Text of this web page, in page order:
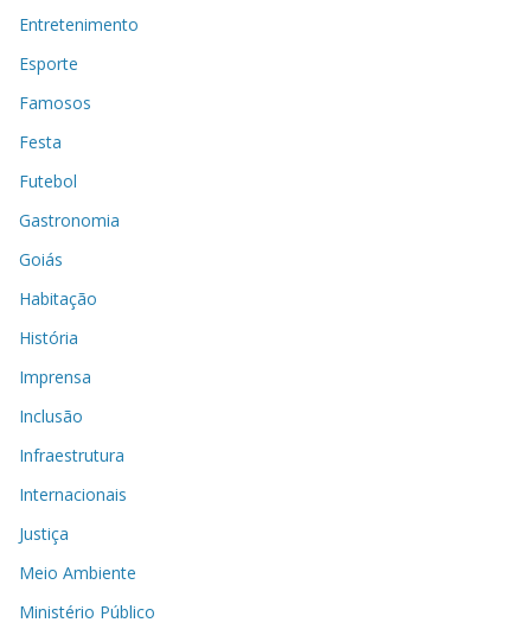
Entretenimento
Esporte
Famosos
Festa
Futebol
Gastronomia
Goiás
Habitação
História
Imprensa
Inclusão
Infraestrutura
Internacionais
Justiça
Meio Ambiente
Ministério Público